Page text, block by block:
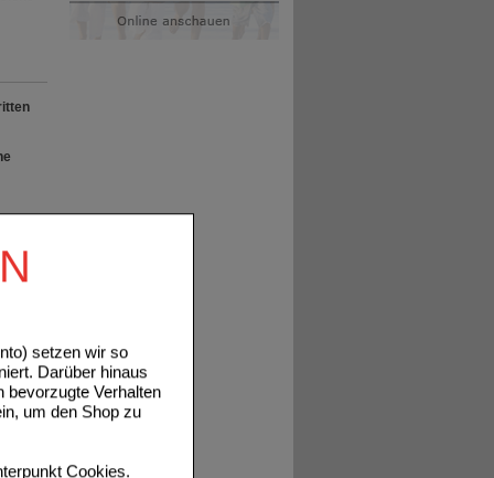
setzen wir so
Darüber hinaus
bevorzugte Verhalten
um den Shop zu
Cookies.